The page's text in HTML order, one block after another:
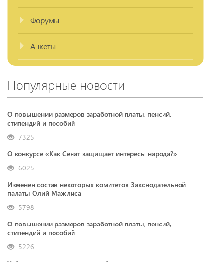
Форумы
Анкеты
Популярные новости
О повышении размеров заработной платы, пенсий,
стипендий и пособий
7325
О конкурсе «Как Сенат защищает интересы народа?»
6025
Изменен состав некоторых комитетов Законодательной
палаты Олий Мажлиса
5798
О повышении размеров заработной платы, пенсий,
стипендий и пособий
5226